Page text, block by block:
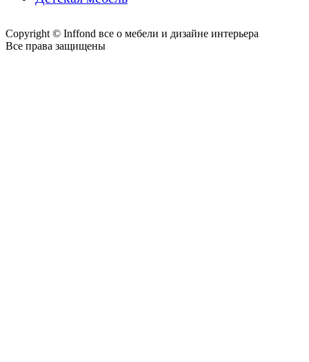
Copyright © Inffond все о мебели и дизайне интерьера
Все права защищены